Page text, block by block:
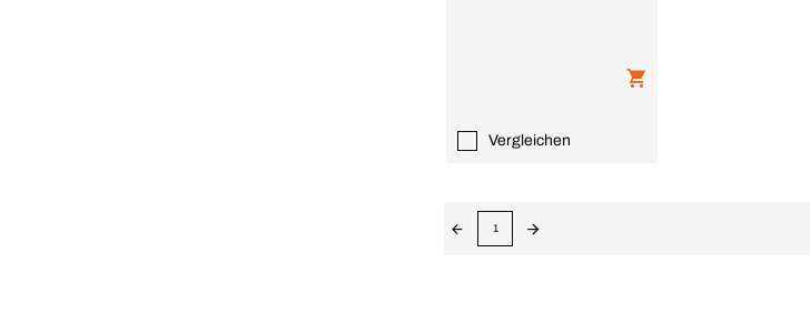
Vergleichen
1